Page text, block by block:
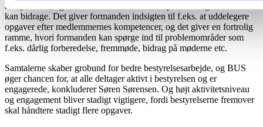
arbejde med, og hvordan de med deres kompetencer og interesser
kan bidrage. Det giver formanden indsigten til f.eks. at uddelegere
opgaver efter medlemmernes kompetencer, og det giver en fortrolig
ramme, hvori formanden kan spørge ind til problemområder som
f.eks. dårlig forberedelse, fremmøde, bidrag på møderne etc.
Samtalerne skaber grobund for bedre bestyrelsesarbejde, og BUS
øger chancen for, at alle deltager aktivt i bestyrelsen og er
engagerede, konkluderer Søren Sørensen. Og højt aktivitetsniveau
og engagement bliver stadigt vigtigere, fordi bestyrelserne fremover
skal håndtere stadigt flere opgaver.